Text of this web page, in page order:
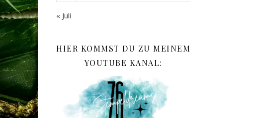
« Juli
HIER KOMMST DU ZU MEINEM
YOUTUBE KANAL: